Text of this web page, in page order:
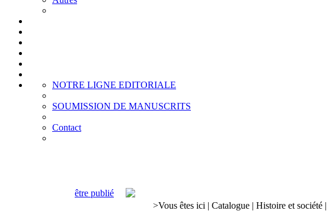
NOTRE LIGNE EDITORIALE
SOUMISSION DE MANUSCRITS
Contact
être publié
>Vous êtes ici | Catalogue | Histoire et société |